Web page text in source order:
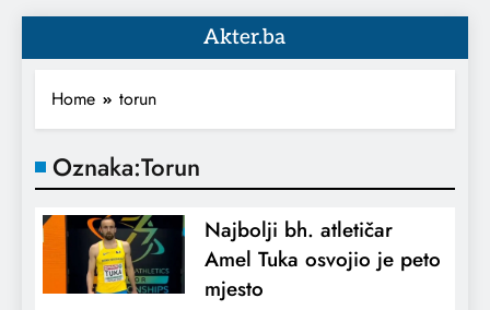
Akter.ba
Home torun
Oznaka:Torun
Najbolji bh. atletičar
Amel Tuka osvojio je peto
mjesto